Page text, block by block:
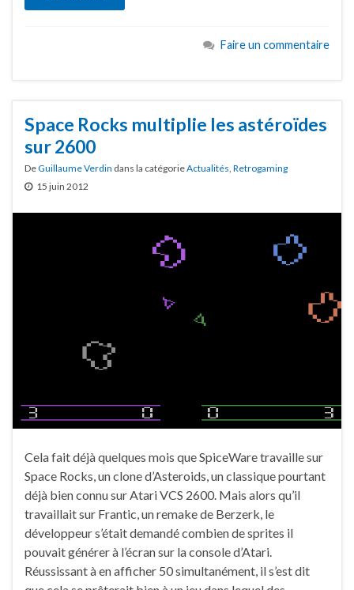
Faire un commentaire
Space Rocks multiplie les astéroïdes
sur 2600
DeGuillaume Verdin dans la catégorieActualités, Retrogaming
15 juin 2012
Cela fait déjà quelques mois que SpiceWare travaille sur
Space Rocks, un clone d’Asteroids, un classique pourtant
déjà bien connu sur Atari VCS 2600. Mais alors qu’il
travaillait sur Frantic, un remake de Berzerk, le
développeur s’était demandé combien de sprites il
pouvait générer à l’écran sur la console d’Atari.
Réussissant à en afficher 50 simultanément, il s’est dit